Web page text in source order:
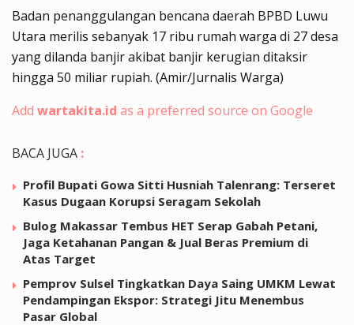
Badan penanggulangan bencana daerah BPBD Luwu
Utara merilis sebanyak 17 ribu rumah warga di 27 desa
yang dilanda banjir akibat banjir kerugian ditaksir
hingga 50 miliar rupiah. (Amir/Jurnalis Warga)
Add wartakita.id as a preferred source on Google
BACA JUGA :
Profil Bupati Gowa Sitti Husniah Talenrang: Terseret
Kasus Dugaan Korupsi Seragam Sekolah
Bulog Makassar Tembus HET Serap Gabah Petani,
Jaga Ketahanan Pangan & Jual Beras Premium di
Atas Target
Pemprov Sulsel Tingkatkan Daya Saing UMKM Lewat
Pendampingan Ekspor: Strategi Jitu Menembus
Pasar Global